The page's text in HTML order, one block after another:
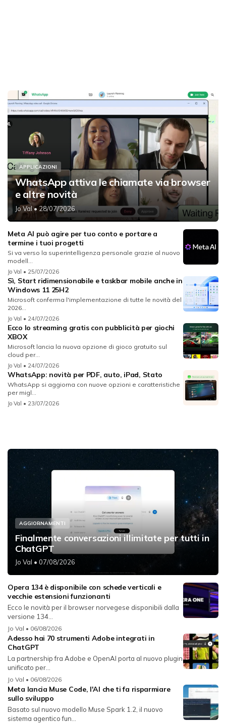
APPLICAZIONI
WhatsApp attiva le chiamate via browser
e altre novità
Jo Val• 28/07/2026
Meta AI può agire per tuo conto e portare a
termine i tuoi progetti
Si va verso la superintelligenza personale grazie al nuovo
modell...
Jo Val • 25/07/2026
Sì, Start ridimensionabile e taskbar mobile anche in
Windows 11 25H2
Microsoft conferma l'implementazione di tutte le novità del
2026...
Jo Val • 24/07/2026
Ecco lo streaming gratis con pubblicità per giochi
XBOX
Microsoft lancia la nuova opzione di gioco gratuito sul
cloud per...
Jo Val • 24/07/2026
WhatsApp: novità per PDF, auto, iPad, Stato
WhatsApp si aggiorna con nuove opzioni e caratteristiche
per migl...
Jo Val • 23/07/2026
AGGIORNAMENTI
Finalmente conversazioni illimitate per tutti in
ChatGPT
Jo Val • 07/08/2026
Opera 134 è disponibile con schede verticali e
vecchie estensioni funzionanti
Ecco le novità per il browser norvegese disponibili dalla
versione 134...
Jo Val • 06/08/2026
Adesso hai 70 strumenti Adobe integrati in
ChatGPT
La partnership fra Adobe e OpenAI porta al nuovo plugin
unificato per...
Jo Val • 06/08/2026
Meta lancia Muse Code, l'AI che ti fa risparmiare
sullo sviluppo
Basato sul nuovo modello Muse Spark 1.2, il nuovo
sistema agentico fun...